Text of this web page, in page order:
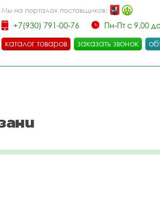
Мы на порталах поставщиков:
+7(930) 791-00-76
Пн-Пт с 9.00
каталог товаров
заказать звонок